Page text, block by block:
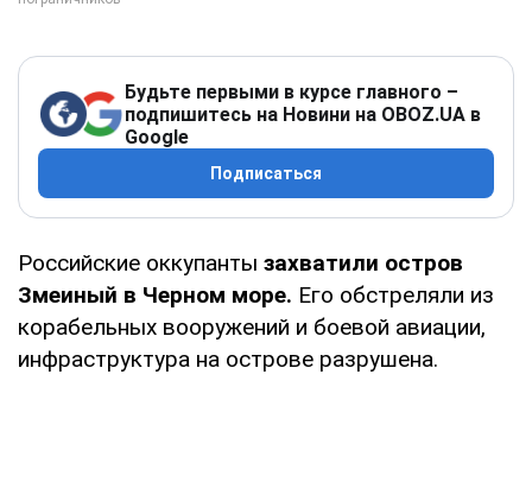
Будьте первыми в курсе главного –
подпишитесь на Новини на OBOZ.UA в
Google
Подписаться
Российские оккупанты захватили остров
Змеиный в Черном море. Его обстреляли из
корабельных вооружений и боевой авиации,
инфраструктура на острове разрушена.